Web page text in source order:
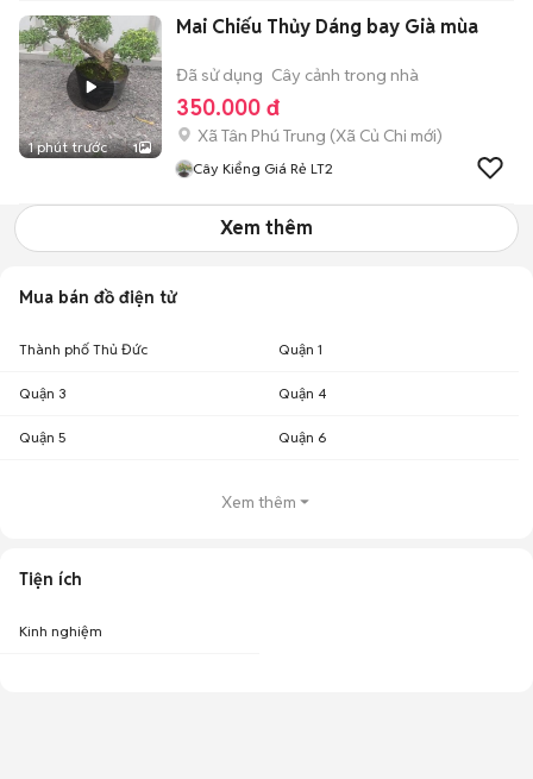
1 phút trước 1
Mai Chiếu Thủy Dáng bay Già mùa
Đã sử dụng Cây cảnh trong nhà
350.000 đ
Xã Tân Phú Trung (Xã Củ Chi mới)
Cây Kiểng Giá Rẻ LT2
Xem thêm
Mua bán đồ điện tử
Thành phố Thủ Đức Quận 1
Quận 3 Quận 4
Quận 5 Quận 6
Xem thêm
Tiện ích
Kinh nghiệm